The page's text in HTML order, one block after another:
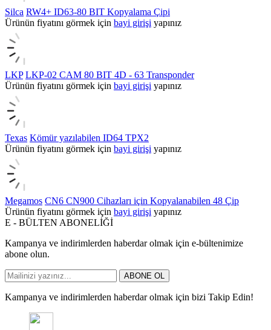
Silca RW4+ ID63-80 BIT Kopyalama Çipi
Ürünün fiyatını görmek için bayi girişi yapınız
LKP LKP-02 CAM 80 BIT 4D - 63 Transponder
Ürünün fiyatını görmek için bayi girişi yapınız
Texas Kömür yazılabilen ID64 TPX2
Ürünün fiyatını görmek için bayi girişi yapınız
Megamos CN6 CN900 Cihazları için Kopyalanabilen 48 Çip
Ürünün fiyatını görmek için bayi girişi yapınız
E - BÜLTEN ABONELİĞİ
Kampanya ve indirimlerden haberdar olmak için e-bültenimize
abone olun.
ABONE OL
Kampanya ve indirimlerden haberdar olmak için bizi Takip Edin!